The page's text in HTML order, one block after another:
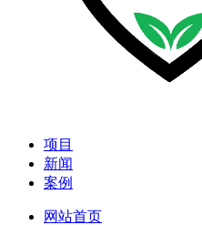
项目
新闻
案例
网站首页